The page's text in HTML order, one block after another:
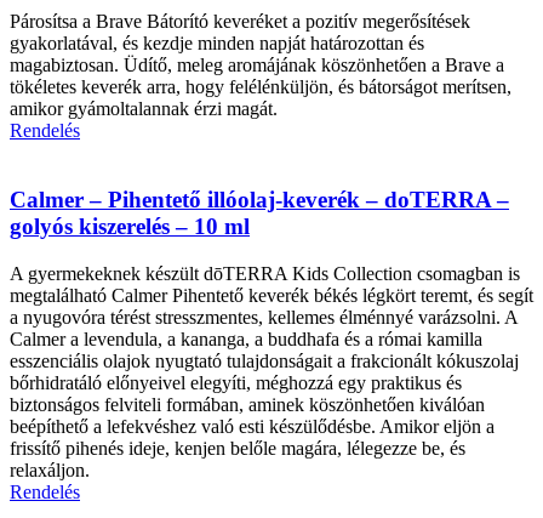
Párosítsa a Brave Bátorító keveréket a pozitív megerősítések
gyakorlatával, és kezdje minden napját határozottan és
magabiztosan. Üdítő, meleg aromájának köszönhetően a Brave a
tökéletes keverék arra, hogy felélénküljön, és bátorságot merítsen,
amikor gyámoltalannak érzi magát.
Rendelés
Calmer – Pihentető illóolaj-keverék – doTERRA –
golyós kiszerelés – 10 ml
A gyermekeknek készült dōTERRA Kids Collection csomagban is
megtalálható Calmer Pihentető keverék békés légkört teremt, és segít
a nyugovóra térést stresszmentes, kellemes élménnyé varázsolni. A
Calmer a levendula, a kananga, a buddhafa és a római kamilla
esszenciális olajok nyugtató tulajdonságait a frakcionált kókuszolaj
bőrhidratáló előnyeivel elegyíti, méghozzá egy praktikus és
biztonságos felviteli formában, aminek köszönhetően kiválóan
beépíthető a lefekvéshez való esti készülődésbe. Amikor eljön a
frissítő pihenés ideje, kenjen belőle magára, lélegezze be, és
relaxáljon.
Rendelés